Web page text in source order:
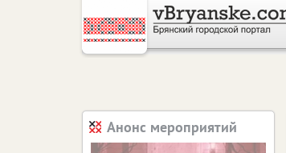
Анонс мероприятий